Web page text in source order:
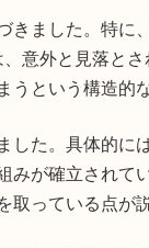
ました。特に
意外と見落と
という構造的
た。具体的に
が確立されて
っている点が